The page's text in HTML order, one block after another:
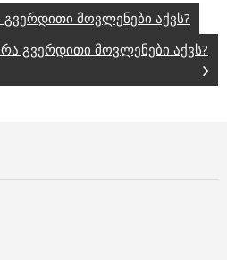
მოვლენები აქვს?
გვერდითი მოვლენები აქვს?